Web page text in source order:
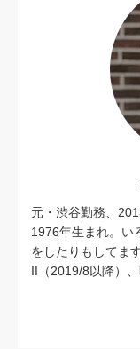
元・渋谷勤務、
1976年生まれ。い
をしたりもしてま
II（2019/8以降）